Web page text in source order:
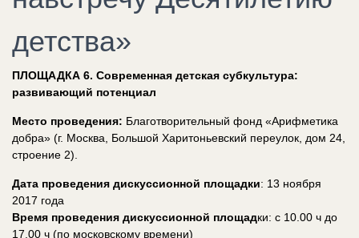
детства»
ПЛОЩАДКА 6. Современная детская субкультура:
развивающий потенциал
Место проведения: Благотворительный фонд «Арифметика
добра» (г. Москва, Большой Харитоньевский переулок, дом 24,
строение 2).
Дата проведения дискуссионной площадки: 13 ноября
2017 года
Время проведения дискуссионной площадки: с 10.00 ч до
17.00 ч (по московскому времени)